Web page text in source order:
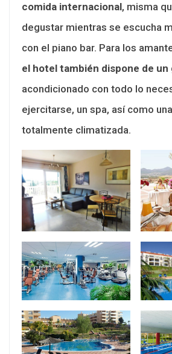
comida internacional, misma
degustar mientras se escucha
con el piano bar. Para los
el hotel también dispone de un
acondicionado con todo lo
ejercitarse, un spa, así como una
totalmente climatizada.